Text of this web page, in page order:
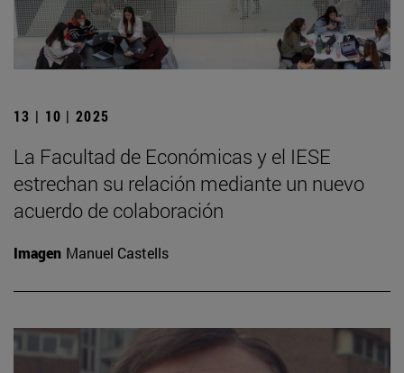
13 | 10 | 2025
La Facultad de Económicas y el IESE
estrechan su relación mediante un nuevo
acuerdo de colaboración
Imagen Manuel Castells